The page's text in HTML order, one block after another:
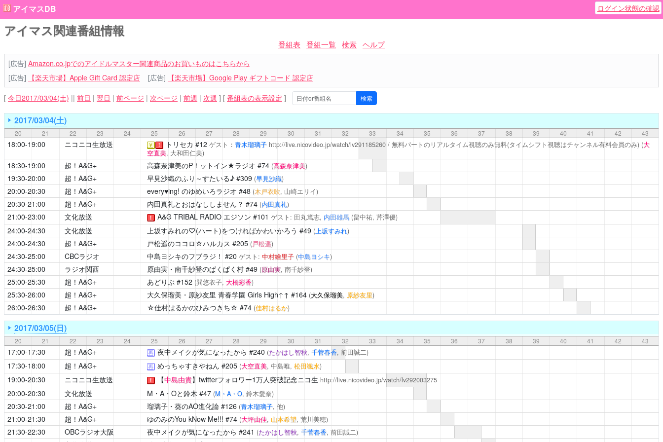
アイマスDB ログイン状態の確認
アイマス関連番組情報
番組表 番組一覧 検索 ヘルプ
[広告] Amazon.co.jpでのアイドルマスター関連商品のお買いものはこちらから
[広告]
【楽天市場】Apple Gift Card 認定店 [広告] 【楽天市場】Google Play ギフトコード 認定店
[ 今日2017/03/04(土) || 前日 | 翌日 | 前ページ | 次ページ | 前週 | 次週 ] [ 番組表の表示設定 ]
2017/03/04(土)
20 21 22 23 24 25 26 27 28 29 30 31 32 33 34 35 36 37 38 39 40 41 42 43
18:00-19:00 ニコニコ生放送 ￥ ！ トリセカ #12 ゲスト： 青木瑠璃子 http://live.nicovideo.jp/watch/lv291185260/ 無料パートのリアルタイム視聴のみ無料(タイムシフト視聴はチャンネル有料会員のみ) (大
空直美, 大和田仁美)
18:30-19:00 超！A&G+ 高森奈津美のP！ットイン★ラジオ #74 (高森奈津美)
19:30-20:00 超！A&G+ 早見沙織のふり～すたいる♪#309 (早見沙織)
20:00-20:30 超！A&G+ every♥ing! のゆめいろラジオ #48 (木戸衣吹, 山崎エリイ)
20:30-21:00 超！A&G+ 内田真礼とおはなししません？ #74 (内田真礼)
21:00-23:00 文化放送 ！ A&G TRIBAL RADIO エジソン #101 ゲスト: 田丸篤志, 内田雄馬 (畠中祐, 芹澤優)
24:00-24:30 文化放送 上坂すみれの♡(ハート)をつければかわいかろう #49 (上坂すみれ)
24:00-24:30 超！A&G+ 戸松遥のココロ☆ハルカス #205 (戸松遥)
24:30-25:00 CBCラジオ 中島ヨシキのフブラジ！ #20 ゲスト: 中村繪里子 (中島ヨシキ)
24:30-25:00 ラジオ関西 原由実・南千紗登のぱくぱく村#49 (原由実, 南千紗登)
25:00-25:30 超！A&G+ あどりぶ#152 (巽悠衣子, 大橋彩香)
25:30-26:00 超！A&G+ 大久保瑠美・原紗友里 青春学園 Girls High↑↑ #164 (大久保瑠美, 原紗友里)
26:00-26:30 超！A&G+ ☆佳村はるかのひみつきち☆ #74 (佳村はるか)
2017/03/05(日)
20 21 22 23 24 25 26 27 28 29 30 31 32 33 34 35 36 37 38 39 40 41 42 43
17:00-17:30 超！A&G+ 再 夜中メイクが気になったから #240 (たかはし智秋, 千菅春香, 前田誠二)
17:30-18:00 超！A&G+ 再 めっちゃすきやねん #205 (大空直美, 中島唯, 松田颯水)
19:00-20:30 ニコニコ生放送 ！ 【中島由貴】twitterフォロワー1万人突破記念ニコ生 http://live.nicovideo.jp/watch/lv292003275
20:00-20:30 文化放送 M・A・Oと鈴木 #47 (M・A・O, 鈴木愛奈)
20:30-21:00 超！A&G+ 瑠璃子・葵のAO進化論#126 (青木瑠璃子, 他)
21:00-21:30 超！A&G+ ゆのみのYou kNow Me!!! #74 (大坪由佳, 山本希望, 荒川美穂)
21:30-22:30 OBCラジオ大阪 夜中メイクが気になったから #241 (たかはし智秋, 千菅春香, 前田誠二)